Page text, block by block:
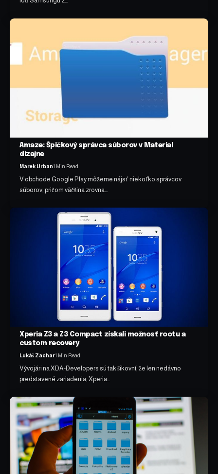
Amaze: Špičkový správca súborov v Material
dizajne
Marek Urban1 Min Read
V obchode Google Play môžeme nájsť niekoľko správcov
súborov, pričom väčšina zrovna…
Xperia Z3 a Z3 Compact získali možnosť rootu a
custom recovery
Lukáš Zachar1 Min Read
Vývojári na XDA-Developers sú tak šikovní, že len nedávno
predstavené zariadenia, Xperia…